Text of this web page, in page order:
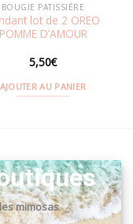
BOUGIE PATISSIÈRE
lot de 2 OREO
POMME D’AMOUR
5,50€
AJOUTER AU PANIER
mimosas